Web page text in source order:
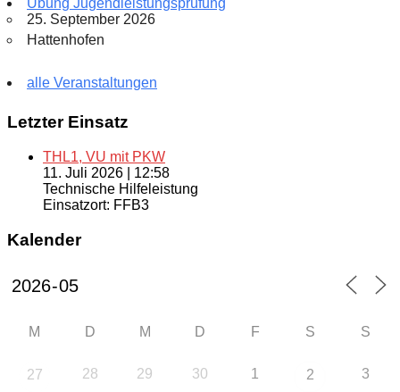
Übung Jugendleistungsprüfung
25. September 2026
Hattenhofen
alle Veranstaltungen
Letzter Einsatz
THL1, VU mit PKW
11. Juli 2026
12:58
Technische Hilfeleistung
Einsatzort: FFB3
Kalender
M D M D F S S
27 28 29 30 1 2 3